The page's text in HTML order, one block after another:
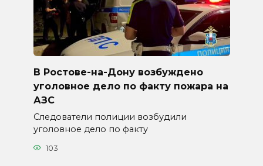
В Ростове-на-Дону возбуждено
уголовное дело по факту пожара на
АЗС
Следователи полиции возбудили
уголовное дело по факту
103